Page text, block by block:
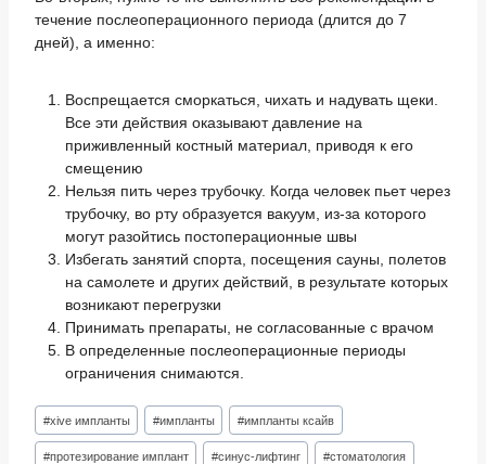
течение послеоперационного периода (длится до 7
дней), а именно:
Воспрещается сморкаться, чихать и надувать щеки.
Все эти действия оказывают давление на
приживленный костный материал, приводя к его
смещению
Нельзя пить через трубочку. Когда человек пьет через
трубочку, во рту образуется вакуум, из-за которого
могут разойтись постоперационные швы
Избегать занятий спорта, посещения сауны, полетов
на самолете и других действий, в результате которых
возникают перегрузки
Принимать препараты, не согласованные с врачом
В определенные послеоперационные периоды
ограничения снимаются.
Метки
записи:
#xive импланты #импланты #импланты ксайв
#протезирование имплант #синус-лифтинг #стоматология